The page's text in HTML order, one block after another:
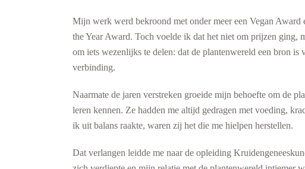
Mijn werk werd bekroond met onder meer een Vegan Award
the Year Award. Toch voelde ik dat het niet om prijzen ging,
om iets wezenlijks te delen: dat de plantenwereld een bron is
verbinding.
Naarmate de jaren verstreken groeide mijn behoefte om de
leren kennen. Ze hadden me altijd gedragen met voeding,
ik uit balans raakte, waren zij het die me hielpen herstellen.
Dat verlangen leidde me naar de opleiding